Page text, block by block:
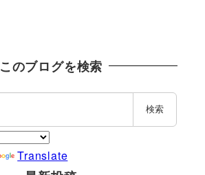
このブログを検索
検索
Translate